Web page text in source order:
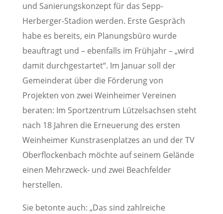
und Sanierungskonzept für das Sepp-
Herberger-Stadion werden. Erste Gespräch
habe es bereits, ein Planungsbüro wurde
beauftragt und – ebenfalls im Frühjahr – „wird
damit durchgestartet“. Im Januar soll der
Gemeinderat über die Förderung von
Projekten von zwei Weinheimer Vereinen
beraten: Im Sportzentrum Lützelsachsen steht
nach 18 Jahren die Erneuerung des ersten
Weinheimer Kunstrasenplatzes an und der TV
Oberflockenbach möchte auf seinem Gelände
einen Mehrzweck- und zwei Beachfelder
herstellen.
Sie betonte auch: „Das sind zahlreiche